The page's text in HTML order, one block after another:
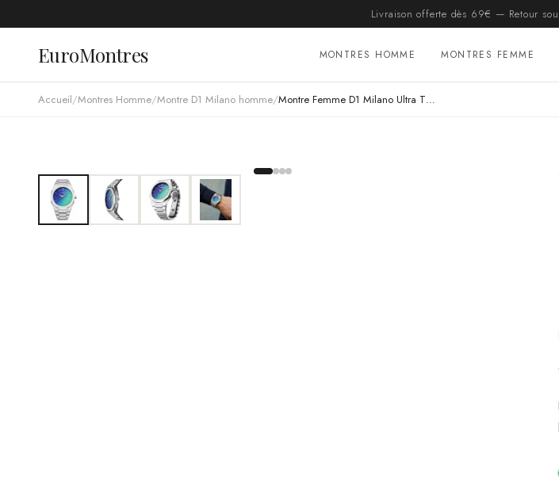
Livraison offerte dès 69€ — Retour
EuroMontres MONTRES HOMME MONTRES FEMME
Accueil/Montres Homme/Montre D1 Milano homme/ Montre Femme D1 Milano Ultra Thin D1-UTBJ43 cadran bleu bracelet acier